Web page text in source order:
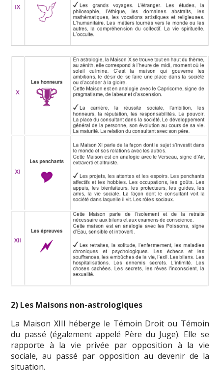
2) Les Maisons non-astrologiques
La Maison XIII héberge le Témoin Droit ou Témoin
du passé (également appelé Père du Juge). Elle se
rapporte à la vie privée par opposition à la vie
sociale, au passé par opposition au devenir de la
situation.